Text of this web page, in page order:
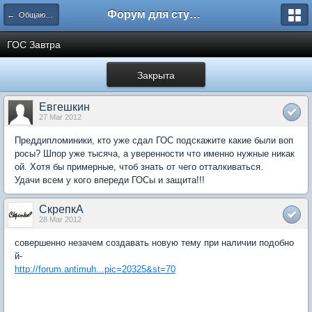
← Общаются экономисты Форум для студента СГА
ГОС Завтра
Закрыта
Евгешкин
27 Mar 2012
Преддипломиники, кто уже сдал ГОС подскажите какие были воп
росы? Шпор уже тысяча, а уверенности что именно нужные никак
ой. Хотя бы примерные, чтоб знать от чего отталкиваться.
Удачи всем у кого впереди ГОСы и защита!!!
СкрепкА
28 Mar 2012
совершенно незачем создавать новую тему при наличии подобно
й-
http://forum.antimuh...pic=20325&st=70